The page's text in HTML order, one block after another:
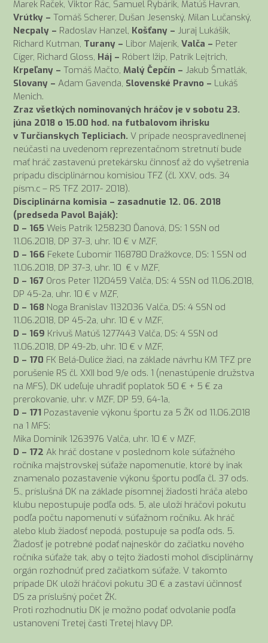
Marek Raček, Viktor Rác, Samuel Rybárik, Matúš Havran,
Vrútky – Tomáš Scherer, Dušan Jesenský, Milan Lučanský,
Necpaly – Radoslav Hanzel, Košťany – Juraj Lukášik,
Richard Kutman, Turany – Libor Majerík, Valča – Peter
Cíger, Richard Gloss, Háj – Róbert Ižip, Patrik Lejtrich,
Krpeľany – Tomáš Mačto, Malý Čepčín – Jakub Šmatlák,
Slovany – Adam Gavenda, Slovenské Pravno – Lukáš
Menich.
Zraz všetkých nominovaných hráčov je v sobotu 23.
júna 2018 o 15.00 hod. na futbalovom ihrisku
v Turčianskych Tepliciach. V prípade neospravedlnenej
neúčasti na uvedenom reprezentačnom stretnutí bude
mať hráč zastavenú pretekársku činnosť až do vyšetrenia
prípadu disciplinárnou komisiou TFZ (čl. XXV, ods. 34
písm.c – RS TFZ 2017- 2018).
Disciplinárna komisia – zasadnutie 12. 06. 2018
(predseda Pavol Baják):
D – 165 Weis Patrik 1258230 Ďanová, DS: 1 SSN od
11.06.2018, DP 37-3, uhr. 10 € v MZF,
D – 166 Fekete Ľubomír 1168780 Dražkovce, DS: 1 SSN od
11.06.2018, DP 37-3, uhr. 10 € v MZF,
D – 167 Oros Peter 1120459 Valča, DS: 4 SSN od 11.06.2018,
DP 45-2a, uhr. 10 € v MZF,
D – 168 Noga Branislav 1132036 Valča, DS: 4 SSN od
11.06.2018, DP 45-2a, uhr. 10 € v MZF,
D – 169 Krivuš Matúš 1277443 Valča, DS: 4 SSN od
11.06.2018, DP 49-2b, uhr. 10 € v MZF,
D – 170 FK Belá-Dulice žiaci, na základe návrhu KM TFZ pre
porušenie RS čl. XXII bod 9/e ods. 1 (nenastúpenie družstva
na MFS), DK udeľuje uhradiť poplatok 50 € + 5 € za
prerokovanie, uhr. v MZF, DP 59, 64-1a,
D – 171 Pozastavenie výkonu športu za 5 ŽK od 11.06.2018
na 1 MFS:
Mika Dominik 1263976 Valča, uhr. 10 € v MZF,
D – 172 Ak hráč dostane v poslednom kole súťažného
ročníka majstrovskej súťaže napomenutie, ktoré by inak
znamenalo pozastavenie výkonu športu podľa čl. 37 ods.
5., príslušná DK na základe písomnej žiadosti hráča alebo
klubu nepostupuje podľa ods. 5, ale uloží hráčovi pokutu
podľa počtu napomenutí v súťažnom ročníku. Ak hráč
alebo klub žiadosť nepodá, postupuje sa podľa ods. 5.
Žiadosť je potrebné podať najneskôr do začiatku nového
ročníka súťaže tak, aby o tejto žiadosti mohol disciplinárny
orgán rozhodnúť pred začiatkom súťaže. V takomto
prípade DK uloží hráčovi pokutu 30 € a zastaví účinnosť
DS za príslušný počet ŽK.
Proti rozhodnutiu DK je možno podať odvolanie podľa
ustanovení Tretej časti Tretej hlavy DP.